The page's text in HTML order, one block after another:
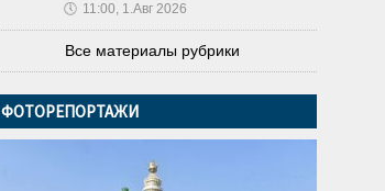
🕔 11:00, 1.Авг 2026
Все материалы рубрики
ФОТОРЕПОРТАЖИ